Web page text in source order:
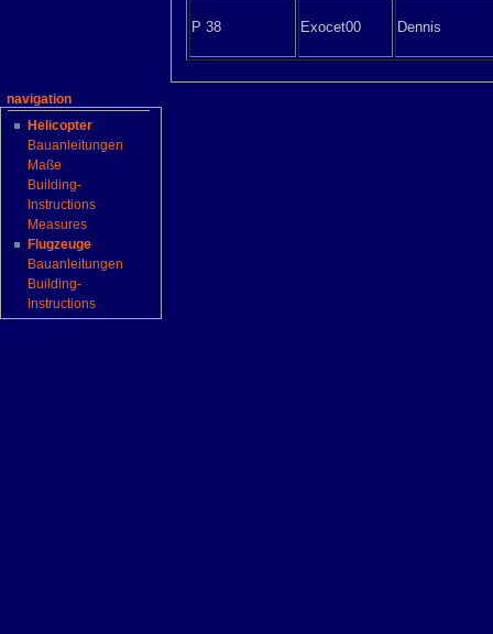
P 38 Exocet00 Dennis
navigation
Helicopter
Bauanleitungen
Maße
Building-
Instructions
Measures
Flugzeuge
Bauanleitungen
Building-
Instructions